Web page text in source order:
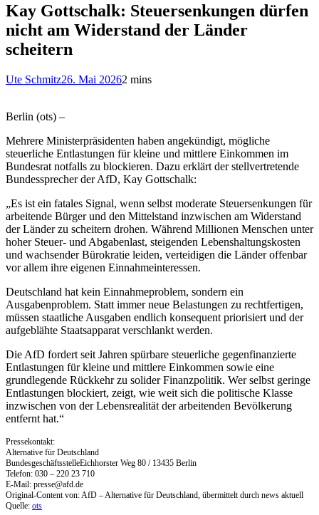
Kay Gottschalk: Steuersenkungen dürfen
nicht am Widerstand der Länder
scheitern
Ute Schmitz26. Mai 20262 mins
Berlin (ots) –
Mehrere Ministerpräsidenten haben angekündigt, mögliche
steuerliche Entlastungen für kleine und mittlere Einkommen im
Bundesrat notfalls zu blockieren. Dazu erklärt der stellvertretende
Bundessprecher der AfD, Kay Gottschalk:
„Es ist ein fatales Signal, wenn selbst moderate Steuersenkungen für
arbeitende Bürger und den Mittelstand inzwischen am Widerstand
der Länder zu scheitern drohen. Während Millionen Menschen unter
hoher Steuer- und Abgabenlast, steigenden Lebenshaltungskosten
und wachsender Bürokratie leiden, verteidigen die Länder offenbar
vor allem ihre eigenen Einnahmeinteressen.
Deutschland hat kein Einnahmeproblem, sondern ein
Ausgabenproblem. Statt immer neue Belastungen zu rechtfertigen,
müssen staatliche Ausgaben endlich konsequent priorisiert und der
aufgeblähte Staatsapparat verschlankt werden.
Die AfD fordert seit Jahren spürbare steuerliche gegenfinanzierte
Entlastungen für kleine und mittlere Einkommen sowie eine
grundlegende Rückkehr zu solider Finanzpolitik. Wer selbst geringe
Entlastungen blockiert, zeigt, wie weit sich die politische Klasse
inzwischen von der Lebensrealität der arbeitenden Bevölkerung
entfernt hat.“
Pressekontakt:
Alternative für Deutschland
BundesgeschäftsstelleEichhorster Weg 80 / 13435 Berlin
Telefon: 030 – 220 23 710
E-Mail: presse@afd.de
Original-Content von: AfD – Alternative für Deutschland, übermittelt durch news aktuell
Quelle: ots